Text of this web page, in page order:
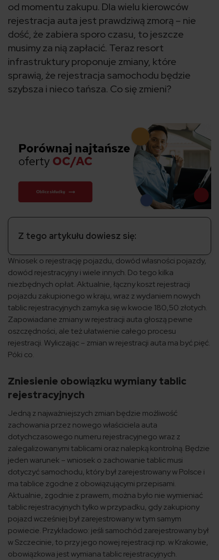
od momentu zakupu. Dla wielu kierowców
rejestracja auta jest prawdziwą zmorą – nie
dość, że zabiera sporo czasu, to jeszcze
musimy za nią zapłacić. Teraz resort
infrastruktury proponuje zmiany, które
sprawią, że rejestracja samochodu będzie
szybsza i nieco tańsza. Co się zmieni?
Z tego artykułu dowiesz się:
Wniosek o rejestrację pojazdu, dowód własności pojazdy,
dowód rejestracyjny i wiele innych. Do tego kilka
niezbędnych opłat. Aktualnie, łączny koszt rejestracji
pojazdu zakupionego w kraju, wraz z wydaniem nowych
tablic rejestracyjnych zamyka się w kwocie 180,50 złotych.
Zapowiadane zmiany w rejestracji auta głoszą pewne
oszczędności, ale też ułatwienie całego procesu
rejestracji. Wyliczając – zmian w rejestracji auta ma być pięć.
Póki co.
Zniesienie obowiązku wymiany tablic
rejestracyjnych
Jedną z najważniejszych zmian będzie możliwość
zachowania przez nowego właściciela auta
dotychczasowego numeru rejestracyjnego wraz z
zalegalizowanymi tablicami oraz nalepką kontrolną. Będzie
jeden warunek – wniosek o zachowanie tablic musi
dotyczyć samochodu, który był zarejestrowany w Polsce i
ma tablice zgodne z obowiązującymi przepisami.
Aktualnie, zgodnie z prawem, można było nie wymieniać
tablic rejestracyjnych tylko w przypadku, gdy zakupiony
pojazd wcześniej był zarejestrowany w tym samym
powiecie. Przykładowo: jeśli samochód zarejestrowany był
w Szczecinie, to przy jego nowej rejestracji np. w Krakowie,
obowiązkowa jest wymiana tablic rejestracyjnych.